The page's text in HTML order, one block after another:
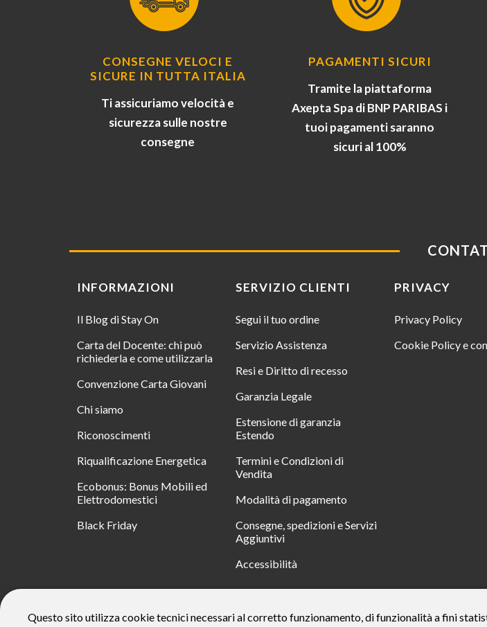
CONSEGNE VELOCI E
SICURE IN TUTTA ITALIA
Ti assicuriamo velocità e
sicurezza sulle nostre
consegne
PAGAMENTI SICURI
Tramite la piattaforma
Axepta Spa di BNP PARIBAS i
tuoi pagamenti saranno
sicuri al 100%
INFORMAZIONI
Il Blog di Stay On
Carta del Docente: chi può
richiederla e come utilizzarla
Convenzione Carta Giovani
Chi siamo
Riconoscimenti
Riqualificazione Energetica
Ecobonus: Bonus Mobili ed
Elettrodomestici
Black Friday
SERVIZIO CLIENTI
Segui il tuo ordine
Servizio Assistenza
Resi e Diritto di recesso
Garanzia Legale
Estensione di garanzia
Estendo
Termini e Condizioni di
Vendita
Modalità di pagamento
Consegne, spedizioni e Servizi
Aggiuntivi
Accessibilità
PRIVACY
Privacy Policy
Cookie Policy e
Questo sito utilizza cookie tecnici necessari al corretto funzionamento, di funzionalità a fini